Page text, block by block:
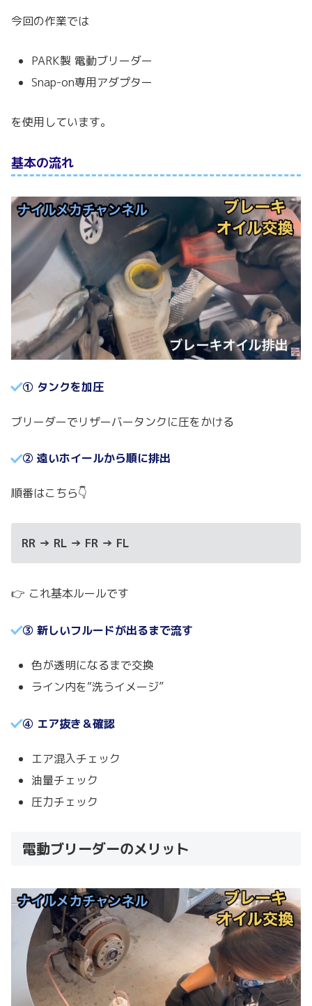
今回の作業では
PARK製 電動ブリーダー
Snap-on専用アダプター
を使用しています。
基本の流れ
① タンクを加圧
ブリーダーでリザーバータンクに圧をかける
② 遠いホイールから順に排出
順番はこちら👇
RR → RL → FR → FL
👉 これ基本ルールです
③ 新しいフルードが出るまで流す
色が透明になるまで交換
ライン内を“洗うイメージ”
④ エア抜き＆確認
エア混入チェック
油量チェック
圧力チェック
電動ブリーダーのメリット